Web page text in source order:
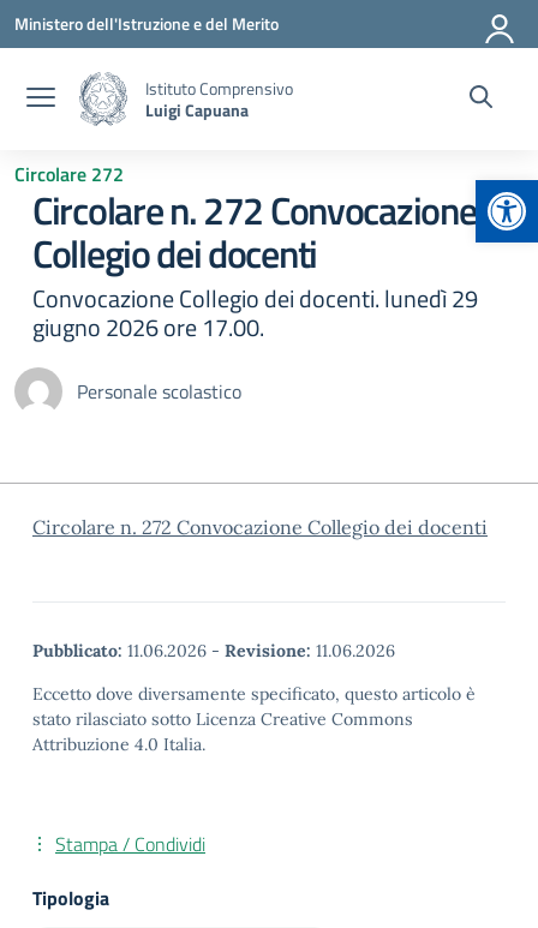
Vai ai contenuti
Vai al menu di navigazione
Vai al footer
Ministero dell'Istruzione e del Merito
Istituto Comprensivo
Luigi Capuana
Circolare 272
Circolare n. 272 Convocazione
Collegio dei docenti
Convocazione Collegio dei docenti. lunedì 29
giugno 2026 ore 17.00.
Personale scolastico
Circolare n. 272 Convocazione Collegio dei docenti
Pubblicato: 11.06.2026 - Revisione: 11.06.2026
Eccetto dove diversamente specificato, questo articolo è
stato rilasciato sotto Licenza Creative Commons
Attribuzione 4.0 Italia.
Stampa / Condividi
Tipologia